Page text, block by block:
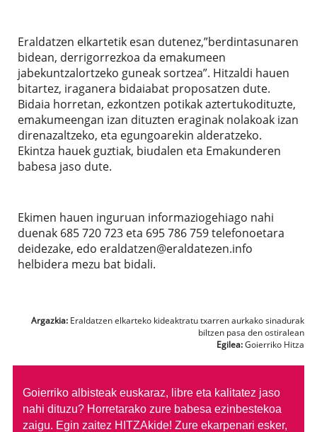
Eraldatzen elkartetik esan dutenez,”berdintasunaren
bidean, derrigorrezkoa da emakumeen
jabekuntzalortzeko guneak sortzea”. Hitzaldi hauen
bitartez, iraganera bidaiabat proposatzen dute.
Bidaia horretan, ezkontzen potikak aztertukodituzte,
emakumeengan izan dituzten eraginak nolakoak izan
direnazaltzeko, eta egungoarekin alderatzeko.
Ekintza hauek guztiak, biudalen eta Emakunderen
babesa jaso dute.
Ekimen hauen inguruan informaziogehiago nahi
duenak 685 720 723 eta 695 786 759 telefonoetara
deidezake, edo eraldatzen@eraldatezen.info
helbidera mezu bat bidali.
Argazkia: Eraldatzen elkarteko kideaktratu txarren aurkako sinadurak
biltzen pasa den ostiralean
Egilea:Goierriko Hitza
Goierriko albisteak euskaraz, libre eta kalitatez jaso
nahi dituzu? Horretarako zure babesa ezinbestekoa
zaigu. Egin zaitez HITZAkide! Zure ekarpenari esker,